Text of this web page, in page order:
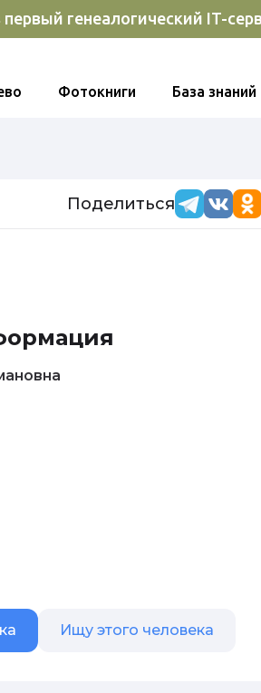
генеалогический IT-
Фотокниги База знаний
Поделиться
Романовна
Ищу этого человека